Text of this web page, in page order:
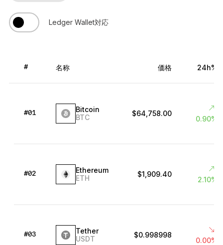
お気に入りのスタイルで
すべて見る
アクセサリー
すべての商品を見る
Ledger Wallet対応
# 名称 価格 24h%
#01
Bitcoin
BTC
$64,758.00
0.90%
#02
Ethereum
ETH
$1,909.40
2.10%
#03
Tether
USDT
$0.998998
0.00%